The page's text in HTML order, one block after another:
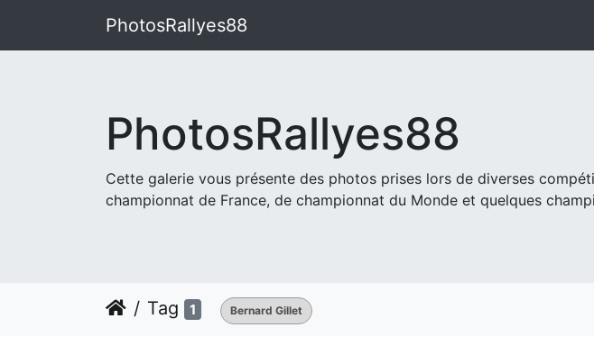
PhotosRallyes88
PhotosRallyes88
Cette galerie vous présente des photos prises lors de diverses
championnat de France, de championnat du Monde et quelques
Tag 1 Bernard Gillet